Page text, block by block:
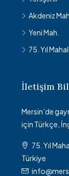
Akdeniz
Yeni Mah.
75. Yıl
İletişim
Mersin’de
için Türkçe,
75. Yıl
Türkiye